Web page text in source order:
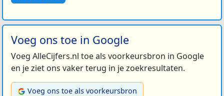
Voeg ons toe in Google
Voeg AlleCijfers.nl toe als voorkeursbron in Google
en je ziet ons vaker terug in je zoekresultaten.
Voeg ons toe als voorkeursbron